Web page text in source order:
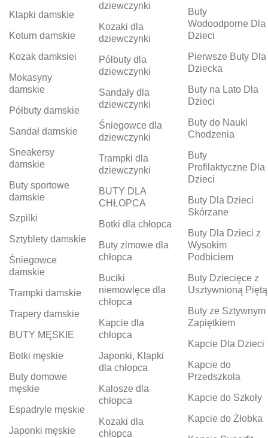
Klapki damskie
Koturn damskie
Kozak damksiei
Mokasyny
damskie
Półbuty damskie
Sandał damskie
Sneakersy
damskie
Buty sportowe
damskie
Szpilki
Sztyblety damskie
Śniegowce
damskie
Trampki damskie
Trapery damskie
BUTY MĘSKIE
Botki męskie
Buty domowe
męskie
Espadryle męskie
Japonki męskie
dziewczynki
Kozaki dla
dziewczynki
Półbuty dla
dziewczynki
Sandały dla
dziewczynki
Śniegowce dla
dziewczynki
Trampki dla
dziewczynki
BUTY DLA
CHŁOPCA
Botki dla chłopca
Buty zimowe dla
chłopca
Buciki
niemowlęce dla
chłopca
Kapcie dla
chłopca
Japonki, Klapki
dla chłopca
Kalosze dla
chłopca
Kozaki dla
chłopca
Buty
Wodoodporne Dla
Dzieci
Pierwsze Buty Dla
Dziecka
Buty na Lato Dla
Dzieci
Buty do Nauki
Chodzenia
Buty
Profilaktyczne Dla
Dzieci
Buty Dla Dzieci
Skórzane
Buty Dla Dzieci z
Wysokim
Podbiciem
Buty Dziecięce z
Usztywnioną Piętą
Buty ze Sztywnym
Zapiętkiem
Kapcie Dla Dzieci
Kapcie do
Przedszkola
Kapcie do Szkoły
Kapcie do Żłobka